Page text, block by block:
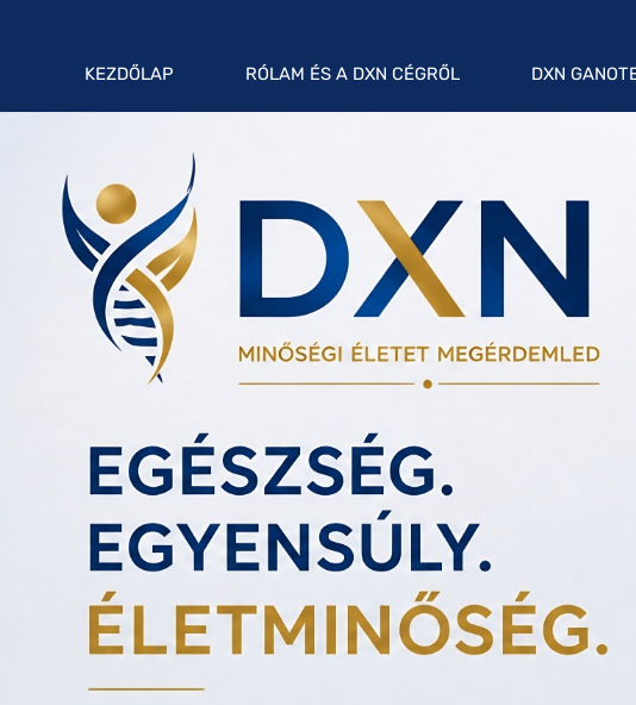
KEZDŐLAP RÓLAM ÉS A DXN CÉGRŐL
A DXN VÁLLALATRÓL
MIT ÉRDEMES TUDNI A DXN
EGÉSZSÉGÜGYI ELŐNYEI
DXN - MEGÉRDEMLED A
MINŐSÉGI ÉLETET
DXN
MI A
MIT